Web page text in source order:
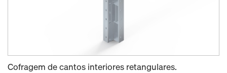
Cofragem de cantos interiores retangulares.